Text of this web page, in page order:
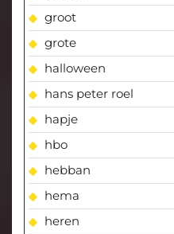
groot
grote
halloween
hans peter roel
hapje
hbo
hebban
hema
heren